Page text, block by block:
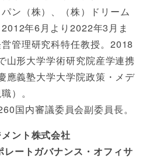
ン（株）、（株）ドリーム
年6月より2022年3月ま
管理研究科特任教授。2018
山形大学学術研究院産学連携
應義塾大学大学院政策・メデ
）。
国内審議委員会副委員長。
ント株式会社
ートガバナンス・オフィサ